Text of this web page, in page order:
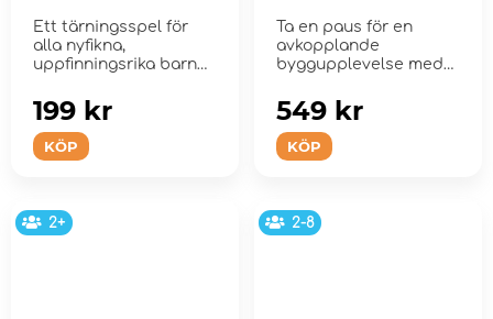
Ett tärningsspel för
alla nyfikna,
uppfinningsrika barn
KÖP
199 kr
Ta en paus för en
avkopplande
byggupplevelse med
Icons Kungsfi...
KÖP
549 kr
2+ 2-8